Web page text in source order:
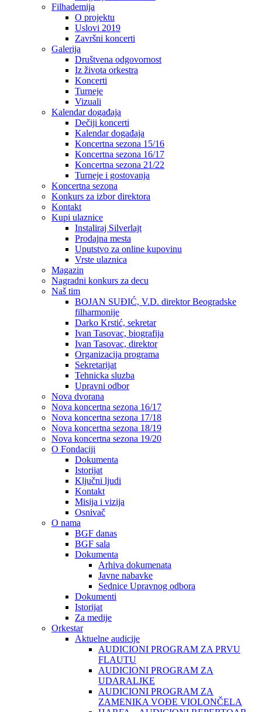
Filhademija
O projektu
Uslovi 2019
Završni koncerti
Galerija
Društvena odgovornost
Iz života orkestra
Koncerti
Turneje
Vizuali
Kalendar događaja
Dečiji koncerti
Kalendar događaja
Koncertna sezona 15/16
Koncertna sezona 16/17
Koncertna sezona 21/22
Turneje i gostovanja
Koncertna sezona
Konkurs za izbor direktora
Kontakt
Kupi ulaznice
Instaliraj Silverlajt
Prodajna mesta
Uputstvo za online kupovinu
Vrste ulaznica
Magazin
Nagradni konkurs za decu
Naš tim
BOJAN SUĐIĆ, V.D. direktor Beogradske
filharmonije
Darko Krstić, sekretar
Ivan Tasovac, biografija
Ivan Tasovac, direktor
Organizacija programa
Sekretarijat
Tehnicka sluzba
Upravni odbor
Nova dvorana
Nova koncertna sezona 16/17
Nova koncertna sezona 17/18
Nova koncertna sezona 18/19
Nova koncertna sezona 19/20
O Fondaciji
Dokumenta
Istorijat
Ključni ljudi
Kontakt
Misija i vizija
Osnivač
O nama
BGF danas
BGF sala
Dokumenta
Arhiva dokumenata
Javne nabavke
Sednice Upravnog odbora
Dokumenti
Istorijat
Za medije
Orkestar
Aktuelne audicije
AUDICIONI PROGRAM ZA PRVU
FLAUTU
AUDICIONI PROGRAM ZA
UDARALЈKE
AUDICIONI PROGRAM ZA
ZAMENIKA VOĐE VIOLONČELA